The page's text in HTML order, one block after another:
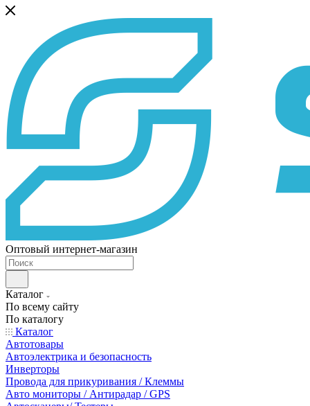
Оптовый интернет-магазин
Каталог
По всему сайту
По каталогу
Каталог
Автотовары
Автоэлектрика и безопасность
Инверторы
Провода для прикуривания / Клеммы
Авто мониторы / Антирадар / GPS